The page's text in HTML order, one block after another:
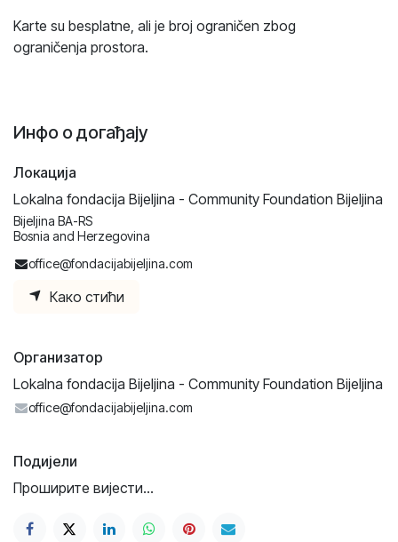
Karte su besplatne, ali je broj ograničen zbog
ograničenja prostora.
Инфо о догађају
Локација
Lokalna fondacija Bijeljina - Community Foundation Bijeljina
Bijeljina BA-RS
Bosnia and Herzegovina
office@fondacijabijeljina.com
Како стићи
Организатор
Lokalna fondacija Bijeljina - Community Foundation Bijeljina
office@fondacijabijeljina.com
Подијели
Проширите вијести...